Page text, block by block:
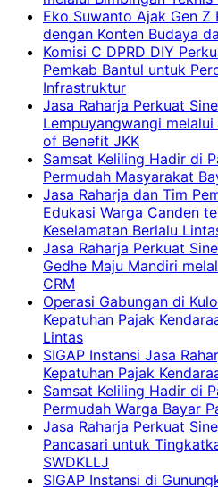
Eko Suwanto Ajak Gen Z
dengan Konten Budaya
Komisi C DPRD DIY
Pemkab Bantul untuk
Infrastruktur
Jasa Raharja Perkuat
Lempuyangwangi
of Benefit JKK
Samsat Keliling Hadir di
Permudah Masyarakat
Jasa Raharja dan Tim
Edukasi Warga Canden
Keselamatan Berlalu
Jasa Raharja Perkuat
Gedhe Maju Mandiri
CRM
Operasi Gabungan di
Kepatuhan Pajak
Lintas
SIGAP Instansi Jasa
Kepatuhan Pajak
Samsat Keliling Hadir di
Permudah Warga Bayar
Jasa Raharja Perkuat
Pancasari untuk
SWDKLLJ
SIGAP Instansi di